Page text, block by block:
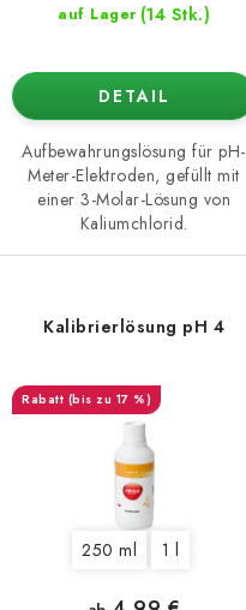
auf Lager (14 Stk.)
DETAIL
Aufbewahrungslösung für pH-
Meter-Elektroden, gefüllt mit
einer 3-Molar-Lösung von
Kaliumchlorid.
Kalibrierlösung pH 4
(bis zu 17 %)
250 ml 1 l